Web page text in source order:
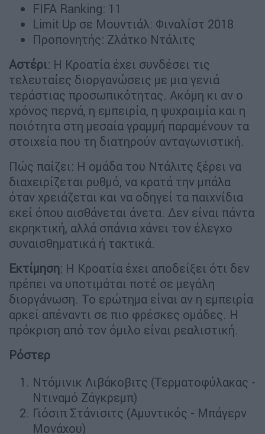
FIFA Ranking: 11
Limit Up σε Μουντιάλ: Φιναλίστ 2018
Προπονητής: Ζλάτκο Ντάλιτς
Αστέρι: Η Κροατία έχει συνδέσει τις
τελευταίες διοργανώσεις με μια γενιά
τεράστιας προσωπικότητας. Ακόμη κι αν ο
χρόνος περνά, η εμπειρία, η ψυχραιμία και η
ποιότητα στη μεσαία γραμμή παραμένουν τα
στοιχεία που τη διατηρούν ανταγωνιστική.
Πώς παίζει: Η ομάδα του Ντάλιτς ξέρει να
διαχειρίζεται ρυθμό, να κρατά την μπάλα
όταν χρειάζεται και να οδηγεί τα παιχνίδια
εκεί όπου αισθάνεται άνετα. Δεν είναι πάντα
εκρηκτική, αλλά σπάνια χάνει τον έλεγχο
συναισθηματικά ή τακτικά.
Εκτίμηση: Η Κροατία έχει αποδείξει ότι δεν
πρέπει να υποτιμάται ποτέ σε μεγάλη
διοργάνωση. Το ερώτημα είναι αν η εμπειρία
αρκεί απέναντι σε πιο φρέσκες ομάδες. Η
πρόκριση από τον όμιλο είναι ρεαλιστική.
Ρόστερ
Ντόμινικ Λιβάκοβιτς (Τερματοφύλακας -
Ντιναμό Ζάγκρεμπ)
Γιόσιπ Στάνισιτς (Αμυντικός - Μπάγερν
Μονάχου)